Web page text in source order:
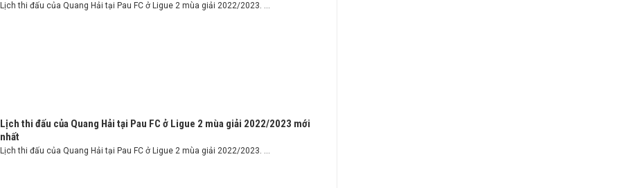
Lịch thi đấu của Quang Hải tại Pau FC ở Ligue 2 mùa giải 2022/2023. ...
Lịch thi đấu của Quang Hải tại Pau FC ở Ligue 2 mùa giải 2022/2023 mới
nhất
Lịch thi đấu của Quang Hải tại Pau FC ở Ligue 2 mùa giải 2022/2023. ...